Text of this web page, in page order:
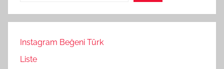
Instagram Beğeni Türk
Liste